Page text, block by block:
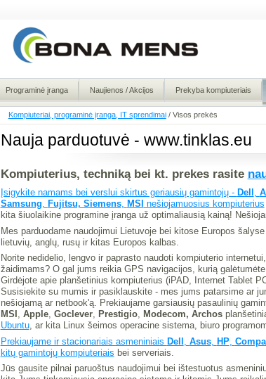
Programinė įranga Naujienos / Akcijos Prekyba kompiuteriais
Kompiuteriai, programinė įranga, IT sprendimai / Visos prekės
Nauja parduotuvė - www.tinklas.eu
Kompiuterius, techniką bei kt. prekes rasite
Įsigykite namams bei verslui skirtus geriausių gamintojų - Dell ,
Samsung, Fujitsu, Siemens, MSI nešiojamuosius kompiuterius
kita šiuolaikine programine įranga už optimaliausią kainą!
Mes parduodame naudojimui Lietuvoje bei kitose Europos
lietuvių, anglų, rusų ir kitas Europos kalbas.
Norite nedidelio, lengvo ir paprasto naudoti kompiuterio
žaidimams? O gal jums reikia GPS navigacijos, kurią
Girdėjote apie planšetinius kompiuterius (iPAD, Internet Tablet
Susisiekite su mumis ir pasiklauskite - mes jums patarsime ar
nešiojamą ar netbook'ą. Prekiaujame garsiausių pasaulinių
MSI , Apple, Goclever, Prestigio, Modecom, Archos
Ubuntu, ar kita Linux šeimos operacine sistema, biuro
Prekiaujame ir stacionariais asmeniniais Dell Asus, HP,
kitų gamintojų kompiuteriais bei serveriais.
Jūs gausite pilnai paruoštus naudojimui bei ištestuotus